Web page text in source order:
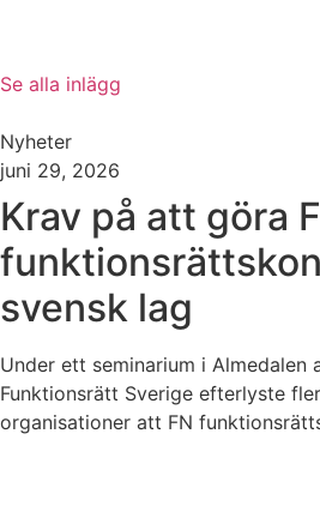
Se alla inlägg
Nyheter
juni 29, 2026
Krav på att göra
svensk lag
Under ett seminarium i Almedalen
Funktionsrätt Sverige efterlyste
organisationer att FN